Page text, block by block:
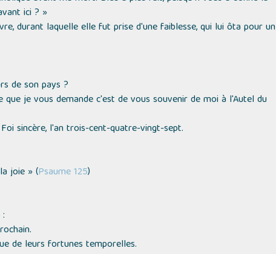
ici ? »
durant laquelle elle fut prise d'une faiblesse, qui lui ôta pour un
de son pays ?
je vous demande c'est de vous souvenir de moi à l'Autel du
sincère, l'an trois-cent-quatre-vingt-sept.
joie »(Psaume 125)
de leurs fortunes temporelles.